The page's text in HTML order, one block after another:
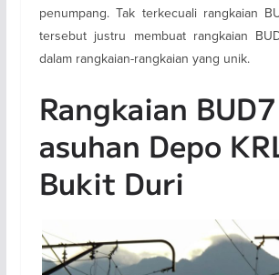
penumpang. Tak terkecuali rangkaian
tersebut justru membuat rangkaian
dalam rangkaian-rangkaian yang unik.
Rangkaian BUD7
asuhan Depo
Bukit Duri